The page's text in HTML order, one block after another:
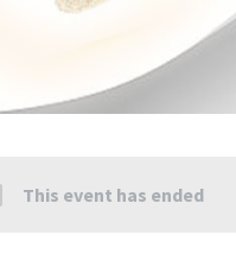
This event has ended